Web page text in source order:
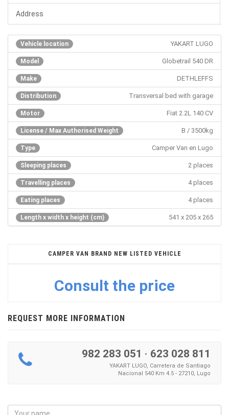
Address
Vehicle location YAKART LUGO
Model Globetrail 540 DR
Make DETHLEFFS
Distribution Transversal bed with garage
Motor Fiat 2.2L 140 CV
License / Max Authorised Weight B / 3500kg
Type Camper Van en Lugo
Sleeping places 2 places
Travelling places 4 places
Eating places 4 places
Length x width x height (cm) 541 x 205 x 265
CAMPER VAN BRAND NEW LISTED VEHICLE
Consult the price
REQUEST MORE INFORMATION
982 283 051 · 623 028 811
YAKART LUGO, Carretera de Santiago
Nacional 540 Km 4.5 - 27210, Lugo